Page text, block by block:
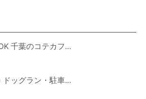
わんこOK 千葉のコテカフェ 8月わんこの日 オートミールdeローストビーフライス
8/8(土) ドッグラン・駐車場ご利用のお知らせ